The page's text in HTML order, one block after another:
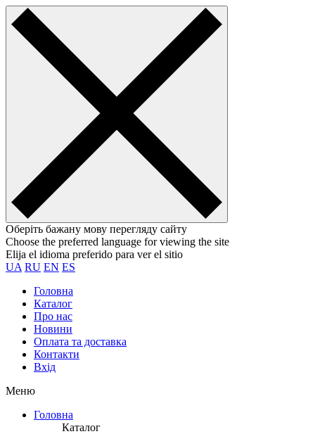
Оберіть бажану мову перегляду сайту
Choose the preferred language for viewing the site
Elija el idioma preferido para ver el sitio
UA RU EN ES
Головна
Каталог
Про нас
Новини
Оплата та доставка
Контакти
Вхiд
Меню
Головна
Каталог